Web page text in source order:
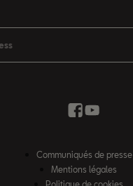
EA189Communiqués de presse
Mentions légales
Politique de cookies